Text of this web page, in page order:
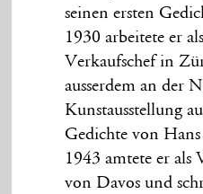
seinen ersten
1930 arbeitete er
Verkaufschef in
ausserdem an der
Kunstausstellung
Gedichte von
1943 amtete er als
von Davos und